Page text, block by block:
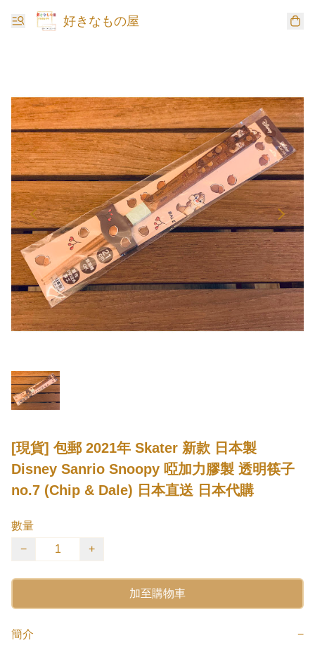
好きなもの屋
[現貨] 包郵 2021年 Skater 新款 日本製
Disney Sanrio Snoopy 啞加力膠製 透明筷子
no.7 (Chip & Dale) 日本直送 日本代購
數量
−
+
加至購物車
簡介 −